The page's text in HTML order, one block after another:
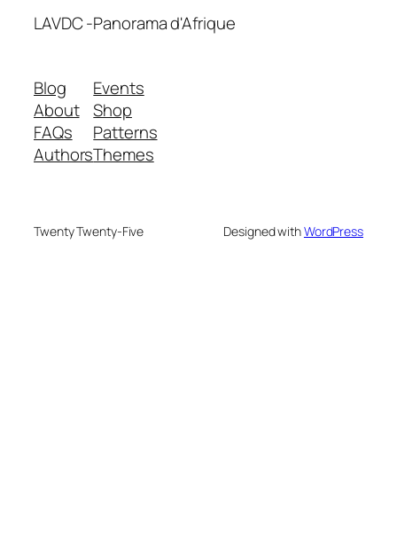
LAVDC -Panorama d'Afrique
Blog
About
FAQs
Authors
Events
Shop
Patterns
Themes
Twenty Twenty-Five Designed withWordPress